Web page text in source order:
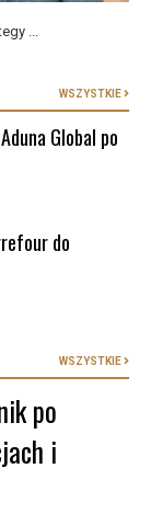
...
WSZYSTKIE
Global po
do
WSZYSTKIE
po
i